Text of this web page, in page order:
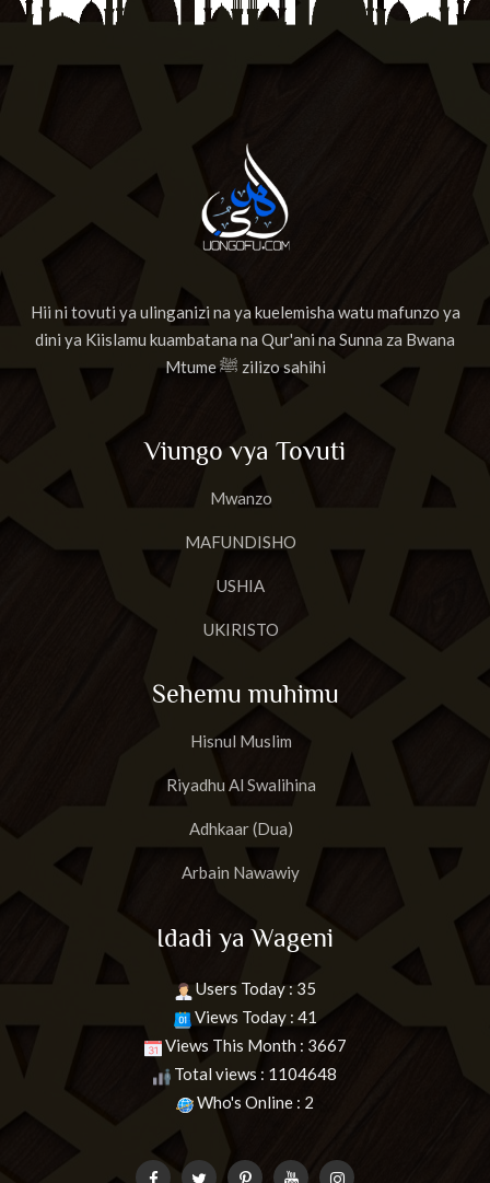
Hii ni tovuti ya ulinganizi na ya kuelemisha watu mafunzo ya
dini ya Kiislamu kuambatana na Qur'ani na Sunna za Bwana
Mtume ﷺ zilizo sahihi
Viungo vya Tovuti
Mwanzo
MAFUNDISHO
USHIA
UKIRISTO
Sehemu muhimu
Hisnul Muslim
Riyadhu Al Swalihina
Adhkaar (Dua)
Arbain Nawawiy
Idadi ya Wageni
Users Today : 35
Views Today : 41
Views This Month : 3667
Total views : 1104648
Who's Online : 2